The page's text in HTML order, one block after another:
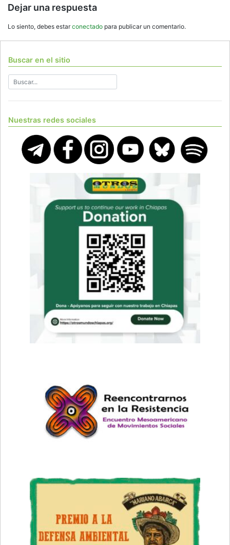
Dejar una respuesta
Lo siento, debes estarconectado para publicar un comentario.
Buscar en el sitio
Nuestras redes sociales